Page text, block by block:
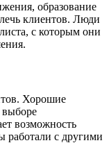
образование
клиентов. Люди
с которым они
Хорошие
возможность
работали с другими